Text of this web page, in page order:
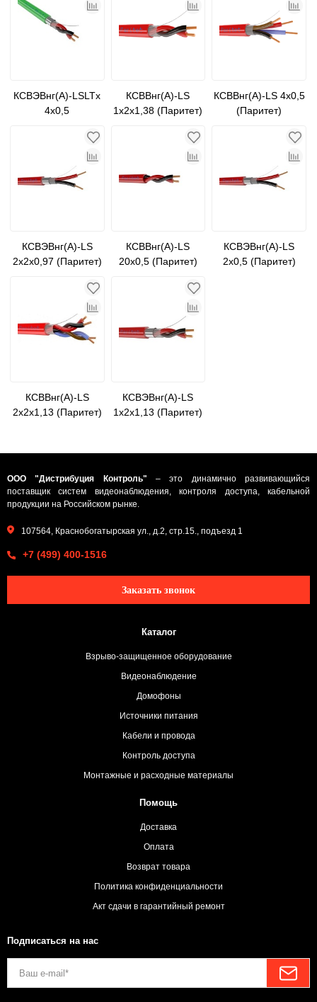
КСВЭВнг(А)-LSLTx
4х0,5
КСВВнг(А)-LS
1х2х1,38 (Паритет)
КСВВнг(А)-LS 4х0,5
(Паритет)
КСВЭВнг(А)-LS
2х2х0,97 (Паритет)
КСВВнг(А)-LS
20х0,5 (Паритет)
КСВЭВнг(А)-LS
2х0,5 (Паритет)
КСВВнг(А)-LS
2х2х1,13 (Паритет)
КСВЭВнг(А)-LS
1х2х1,13 (Паритет)
ООО "Дистрибуция Контроль" – это динамично развивающийся
поставщик систем видеонаблюдения, контроля доступа, кабельной
продукции на Российском рынке.
107564, Краснобогатырская ул., д.2, стр.15., подъезд 1
+7 (499) 400-1516
Заказать звонок
Каталог
Взрыво-защищенное оборудование
Видеонаблюдение
Домофоны
Источники питания
Кабели и провода
Контроль доступа
Монтажные и расходные материалы
Помощь
Доставка
Оплата
Возврат товара
Политика конфиденциальности
Акт сдачи в гарантийный ремонт
Подписаться на нас